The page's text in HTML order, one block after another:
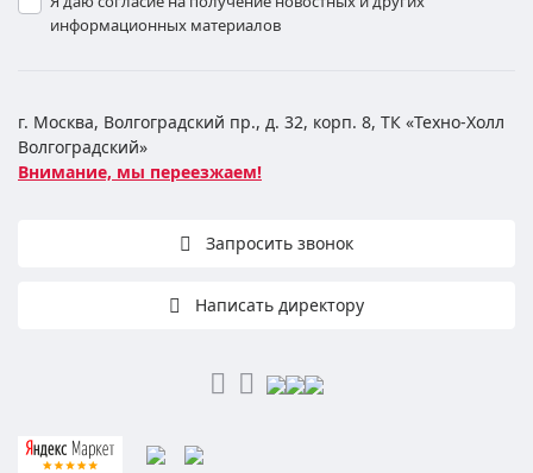
информационных материалов
г. Москва, Волгоградский пр., д. 32, корп. 8, ТК «Техно-Холл
Волгоградский»
Внимание, мы переезжаем!
Запросить звонок
Написать директору